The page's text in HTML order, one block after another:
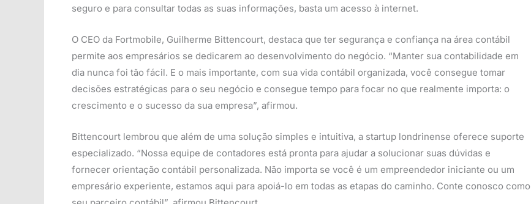
seguro e para consultar todas as suas informações, basta um acesso à internet.
O CEO da Fortmobile, Guilherme Bittencourt, destaca que ter segurança e confiança na área contábil
permite aos empresários se dedicarem ao desenvolvimento do negócio. “Manter sua contabilidade em
dia nunca foi tão fácil. E o mais importante, com sua vida contábil organizada, você consegue tomar
decisões estratégicas para o seu negócio e consegue tempo para focar no que realmente importa: o
crescimento e o sucesso da sua empresa”, afirmou.
Bittencourt lembrou que além de uma solução simples e intuitiva, a startup londrinense oferece suporte
especializado. “Nossa equipe de contadores está pronta para ajudar a solucionar suas dúvidas e
fornecer orientação contábil personalizada. Não importa se você é um empreendedor iniciante ou um
empresário experiente, estamos aqui para apoiá-lo em todas as etapas do caminho. Conte conosco como